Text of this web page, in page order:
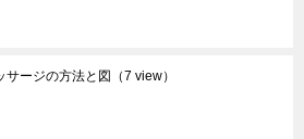
サージの方法と図 （7 view）